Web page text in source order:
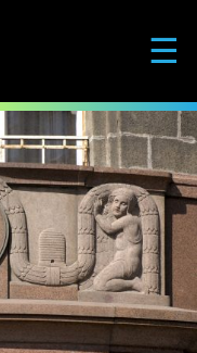
☰